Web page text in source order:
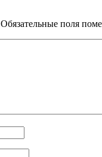
Обязательные поля